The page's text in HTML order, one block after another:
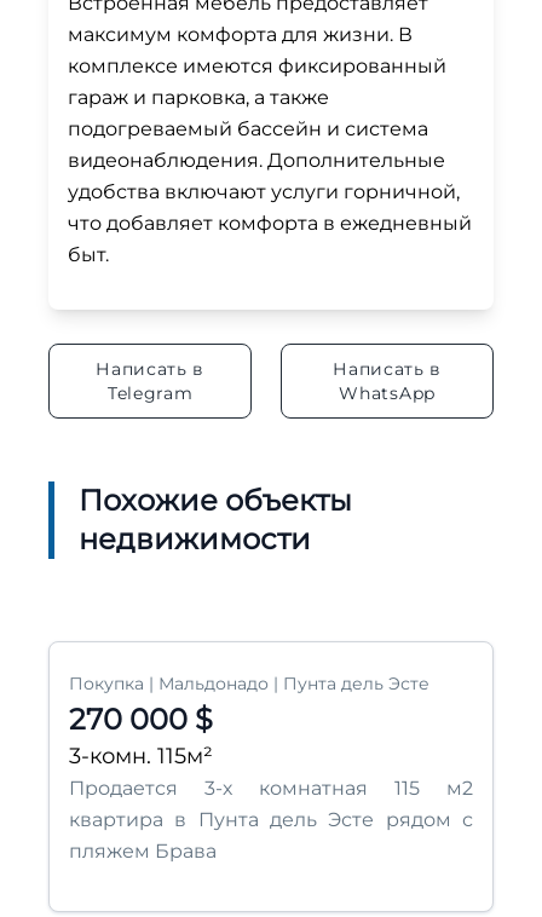
максимум комфорта для жизни. В
комплексе имеются фиксированный
гараж и парковка, а также
подогреваемый бассейн и система
видеонаблюдения. Дополнительные
удобства включают услуги горничной,
что добавляет комфорта в ежедневный
быт.
Написать в
Telegram
Написать в
WhatsApp
Похожие объекты
недвижимости
Покупка | Мальдонадо | Пунта дель Эсте
270 000 $
3-комн. 115м²
Продается 3-х комнатная 115 м2
квартира в Пунта дель Эсте рядом с
пляжем Брава